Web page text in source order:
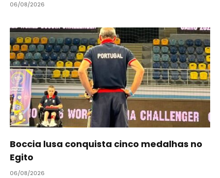
06/08/2026
Boccia lusa conquista cinco medalhas no
Egito
06/08/2026